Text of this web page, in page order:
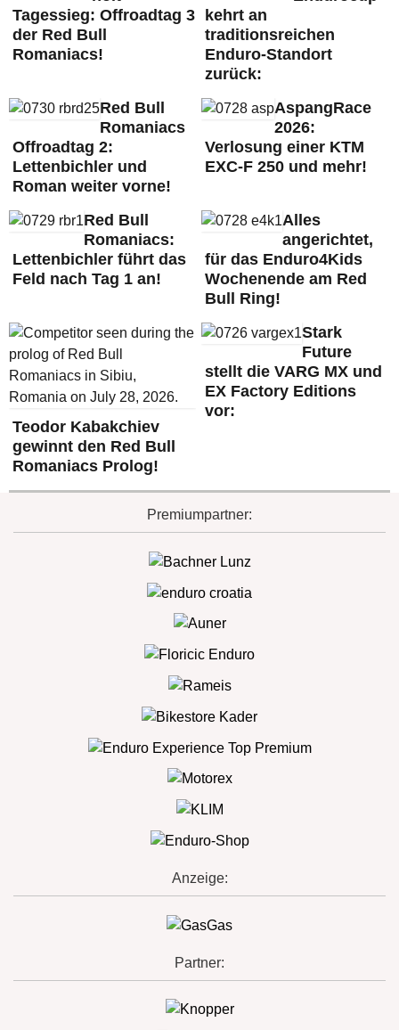
Tagessieg: Offroadtag 3
der Red Bull
Romaniacs!
kehrt an
traditionsreichen
Enduro-Standort
zurück:
Red Bull
Romaniacs
Offroadtag 2:
Lettenbichler und
Roman weiter vorne!
AspangRace
2026:
Verlosung einer KTM
EXC-F 250 und mehr!
Red Bull
Romaniacs:
Lettenbichler führt das
Feld nach Tag 1 an!
Alles
angerichtet,
für das Enduro4Kids
Wochenende am Red
Bull Ring!
Teodor Kabakchiev
gewinnt den Red Bull
Romaniacs Prolog!
Stark
Future
stellt die VARG MX und
EX Factory Editions
vor:
Premiumpartner:
Anzeige:
Partner: